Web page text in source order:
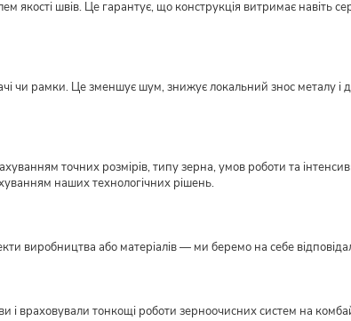
швів. Це гарантує, що конструкція витримає навіть
чи рамки. Це зменшує шум, знижує локальний знос металу і
точних розмірів, типу зерна, умов роботи та
наших технологічних рішень.
виробництва або матеріалів — ми беремо на себе
і враховували тонкощі роботи зерноочисних систем на